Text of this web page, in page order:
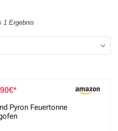
1 Ergebnis
€
Pyron Feuertonne